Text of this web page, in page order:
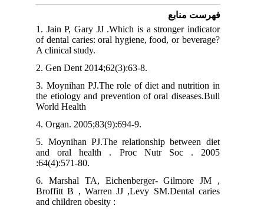
فهرست منابع
1. Jain P, Gary JJ .Which is a stronger indicator
of dental caries: oral hygiene, food, or beverage?
A clinical study.
2. Gen Dent 2014;62(3):63-8.
3. Moynihan PJ.The role of diet and nutrition in
the etiology and prevention of oral diseases.Bull
World Health
4. Organ. 2005;83(9):694-9.
5. Moynihan PJ.The relationship between diet
and oral health . Proc Nutr Soc . 2005
:64(4):571-80.
6. Marshal TA, Eichenberger- Gilmore JM ,
Broffitt B , Warren JJ ,Levy SM.Dental caries
and children obesity :